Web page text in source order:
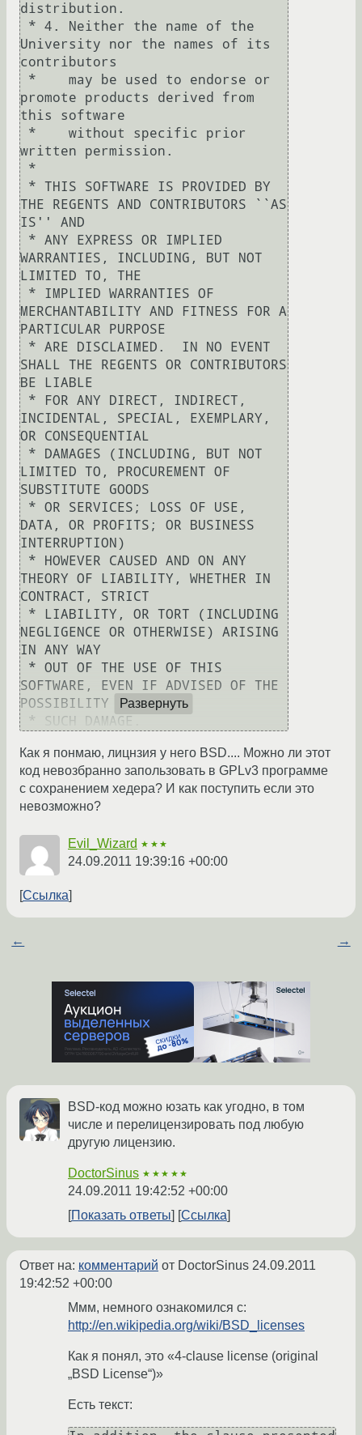
distribution.
University nor the names of its
contributors
promote products derived from
this software
written permission.
THE REGENTS AND CONTRIBUTORS ``AS
IS'' AND
WARRANTIES, INCLUDING, BUT NOT
LIMITED TO, THE
MERCHANTABILITY AND FITNESS FOR A
PARTICULAR PURPOSE
SHALL THE REGENTS OR CONTRIBUTORS
BE LIABLE
INCIDENTAL, SPECIAL, EXEMPLARY,
OR CONSEQUENTIAL
LIMITED TO, PROCUREMENT OF
SUBSTITUTE GOODS
DATA, OR PROFITS; OR BUSINESS
INTERRUPTION)
THEORY OF LIABILITY, WHETHER IN
CONTRACT, STRICT
NEGLIGENCE OR OTHERWISE) ARISING
IN ANY WAY
SOFTWARE, EVEN IF ADVISED OF THE
POSSIBILITY OF Развернуть
Как я понмаю, лицнзия у него BSD.... Можно ли этот
код невозбранно запользовать в GPLv3 программе
с сохранением хедера? И как поступить если это
невозможно?
Evil_Wizard ★★★
24.09.2011 19:39:16 +00:00
Ссылка
← →
BSD-код можно юзать как угодно, в том
числе и перелицензировать под любую
другую лицензию.
DoctorSinus ★★★★★
24.09.2011 19:42:52 +00:00
Показать ответы
Ссылка
Ответ на: комментарий от DoctorSinus 24.09.2011
19:42:52 +00:00
Ммм, немного ознакомился с:
http://en.wikipedia.org/wiki/BSD_licenses
Как я понял, это «4-clause license (original
„BSD License“)»
Есть текст: